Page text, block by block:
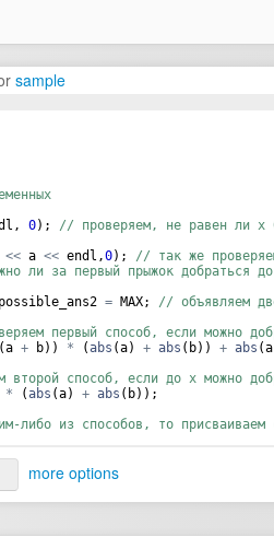
sample
, 0) ;
// проверяем, не равен ли x
<< a << endl ,0) ;
// так же
ли за первый прыжок добраться
possible_ans2 = MAX;
// объявляем
первый способ, если можно
(a + b)) * (abs (a) + abs ( b)) + abs (a
второй способ, если до x можно
* (abs (a) + abs ( b)) ;
либо из способов, то присваиваем
more options